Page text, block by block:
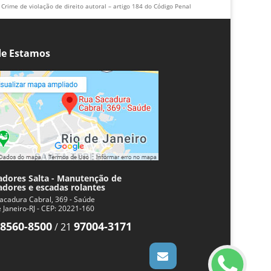
de violação de direito autoral – artigo 184 do Código Penal
Estamos
Salta - Manutenção de
e escadas rolantes
Cabral, 369 - Saúde
Janeiro-RJ - CEP: 20221-160
8500/21 97004-3171